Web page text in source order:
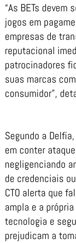
“As BETs
jogos em
empresas de
reputacional
patrocinadores
suas marcas
consumidor”,
Segundo a
em conter
negligenciando
de credenciais
CTO alerta que
ampla e a
tecnologia e
prejudicam a